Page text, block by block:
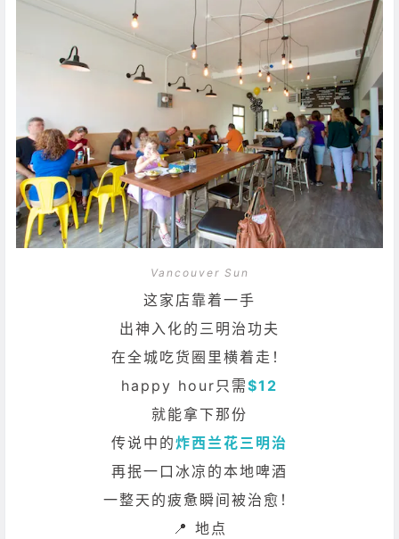
Vancouver Sun
这家店靠着一手
出神入化的三明治功夫
在全城吃货圈里横着走！
happy hour只需$12
就能拿下那份
传说中的炸西兰花三明治
再抿一口冰凉的本地啤酒
一整天的疲惫瞬间被治愈！
📍 地点